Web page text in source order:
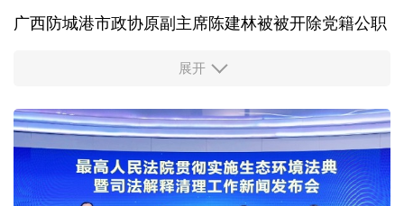
广西防城港市政协原副主席陈建林被被开除党籍公职
中国多地出台带薪休假新政 释放消费潜力
入境游火热 前7月北京离境退税各项数据均创新高
我国自阿根廷进口的牛肉已达到规定数量的50%
展开